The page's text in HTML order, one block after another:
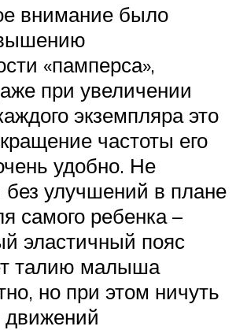
внимание было
«памперса»,
при увеличении
экземпляра это
частоты его
удобно. Не
улучшений в плане
самого ребенка –
эластичный пояс
талию малыша
но при этом ничуть
движений